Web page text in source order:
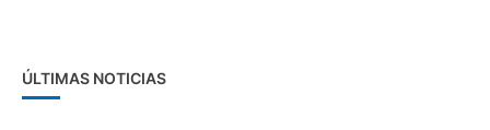
ÚLTIMAS NOTICIAS